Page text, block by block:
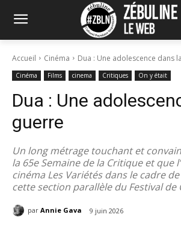
Accueil Cinéma Dua : Une adolescence dans
Cinéma Films cinema Critiques On y était
Dua : Une
guerre
Un long métrage touchant et
la 65e Semaine de la Critique et que
cinéma Les Variétés dans le cadre
cette section parallèle du Festival de
par Annie Gava 9 juin 2026